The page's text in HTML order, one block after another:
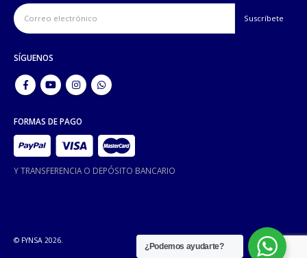
SÍGUENOS
FORMAS DE PAGO
Y TRANSFERENCIA O DEPÓSITO BANCARIO
© FYNSA 2026.
¿Podemos ayudarte?